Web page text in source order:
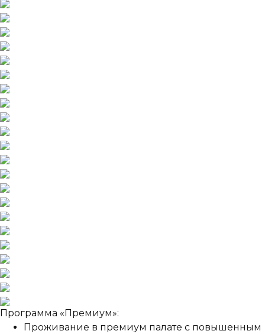
Программа «Премиум»:
Проживание в премиум палате с повышенным